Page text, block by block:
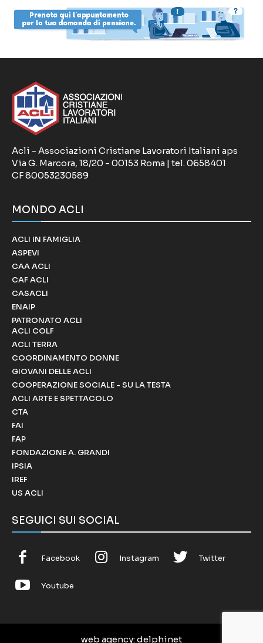
Acli - Associazioni Cristiane Lavoratori Italiani aps
Via G. Marcora, 18/20 - 00153 Roma | tel. 0658401
CF 80053230589
MONDO ACLI
ACLI IN FAMIGLIA
ASPEVI
CAA ACLI
CAF ACLI
CASACLI
ENAIP
PATRONATO ACLI
ACLI COLF
ACLI TERRA
COORDINAMENTO DONNE
GIOVANI DELLE ACLI
COOPERAZIONE SOCIALE - SU LA TESTA
ACLI ARTE E SPETTACOLO
CTA
FAI
FAP
FONDAZIONE A. GRANDI
IPSIA
IREF
US ACLI
SEGUICI SUI SOCIAL
Facebook Instagram Twitter
Youtube
web agency: delphinet